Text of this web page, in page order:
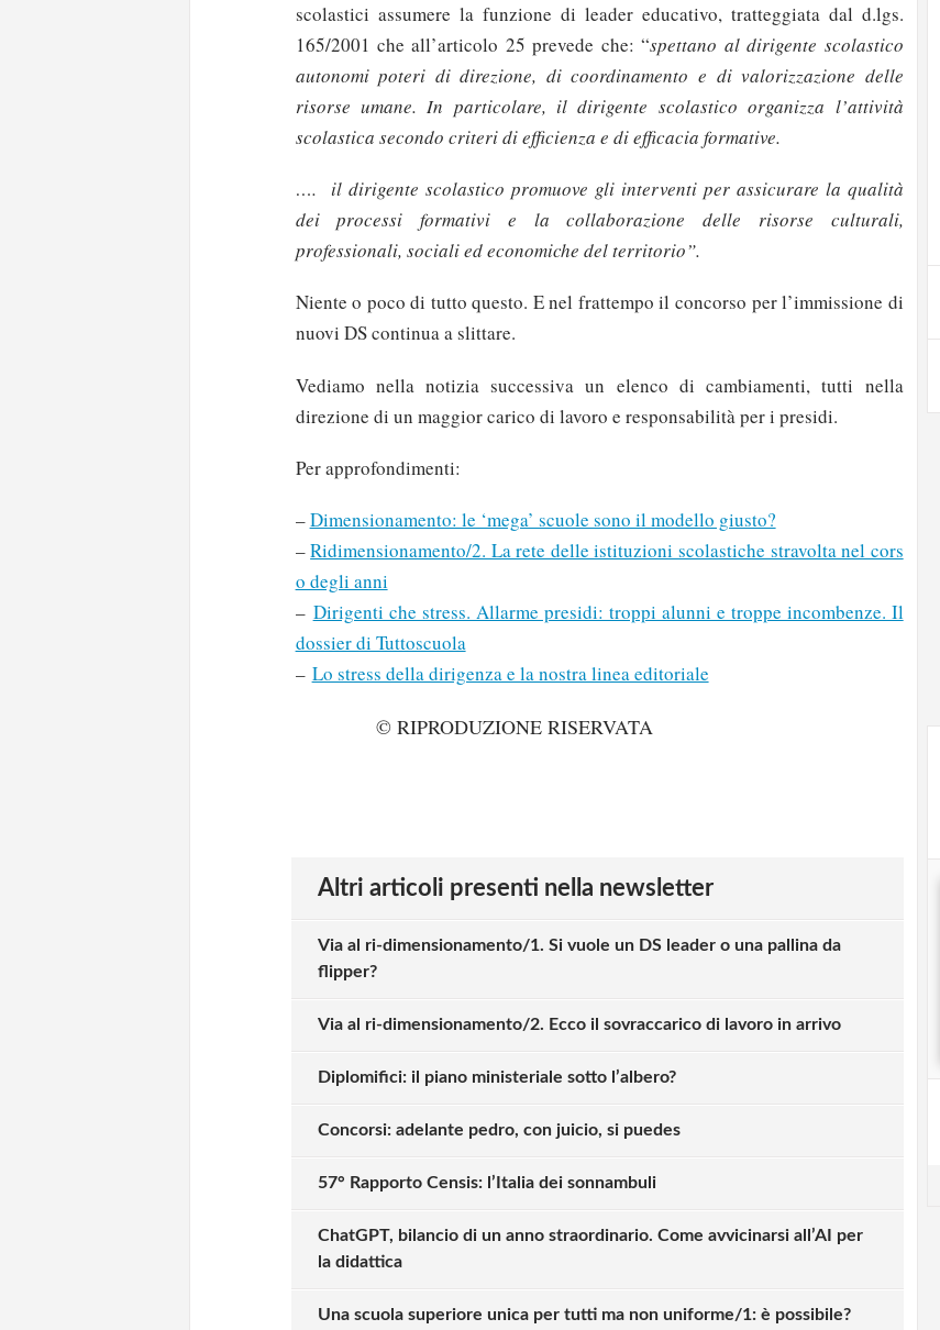
scolastici assumere la funzione di leader educativo, tratteggiata dal d.lgs.
165/2001 che all’articolo 25 prevede che: “spettano al dirigente scolastico
autonomi poteri di direzione, di coordinamento e di valorizzazione delle
risorse umane. In particolare, il dirigente scolastico organizza l’attività
scolastica secondo criteri di efficienza e di efficacia formative.
…. il dirigente scolastico promuove gli interventi per assicurare la qualità
dei processi formativi e la collaborazione delle risorse culturali,
professionali, sociali ed economiche del territorio”.
Niente o poco di tutto questo. E nel frattempo il concorso per l’immissione di
nuovi DS continua a slittare.
Vediamo nella notizia successiva un elenco di cambiamenti, tutti nella
direzione di un maggior carico di lavoro e responsabilità per i presidi.
Per approfondimenti:
–Dimensionamento: le ‘mega’ scuole sono il modello giusto?
–Ridimensionamento/2. La rete delle istituzioni scolastiche stravolta nel cors
o degli anni
– Dirigenti che stress. Allarme presidi: troppi alunni e troppe incombenze. Il
dossier di Tuttoscuola
– Lo stress della dirigenza e la nostra linea editoriale
© RIPRODUZIONE RISERVATA
Altri articoli presenti nella newsletter
Via al ri-dimensionamento/1. Si vuole un DS leader o una pallina da
flipper?
Via al ri-dimensionamento/2. Ecco il sovraccarico di lavoro in arrivo
Diplomifici: il piano ministeriale sotto l’albero?
Concorsi: adelante pedro, con juicio, si puedes
57° Rapporto Censis: l’Italia dei sonnambuli
ChatGPT, bilancio di un anno straordinario. Come avvicinarsi all’AI per
la didattica
Una scuola superiore unica per tutti ma non uniforme/1: è possibile?